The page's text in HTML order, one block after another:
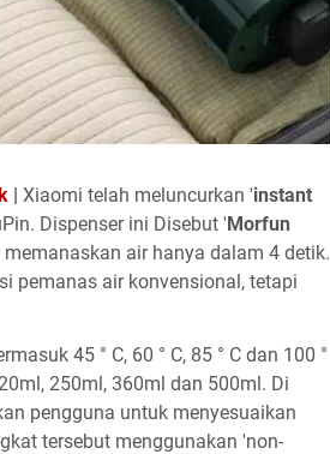
| Xiaomi telah meluncurkan 'instant
Dispenser ini Disebut 'Morfun
air hanya dalam 4 detik.
pemanas air konvensional, tetapi
45 ° C, 60 ° C, 85 ° C dan 100 °
250ml, 360ml dan 500ml. Di
pengguna untuk menyesuaikan
tersebut menggunakan 'non-